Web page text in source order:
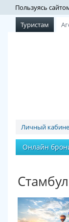
Пользуясь
Туристам
Личный
Онлайн